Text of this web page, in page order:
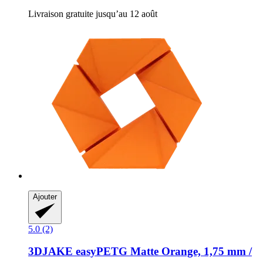
Livraison gratuite jusqu’au 12 août
Ajouter
5.0 (2)
3DJAKE easyPETG Matte Orange, 1,75 mm /